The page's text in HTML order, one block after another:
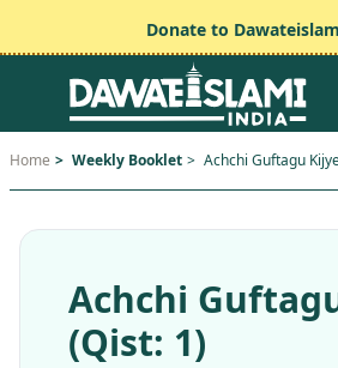
Donate to
Home > Weekly Booklet > Achchi Guftagu
Achchi
(Qist: 1)